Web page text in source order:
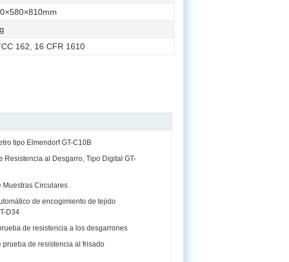
162, 16 CFR 1610
tipo Elmendorf GT-C10B
Resistencia al Desgarro, Tipo Digital GT-
Muestras Circulares
de encogimiento de tejido
D34
de resistencia a los desgarrones
prueba de resistencia al frisado